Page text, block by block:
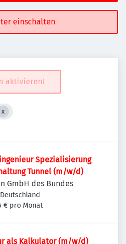
einschalten
aktivieren!
Spezialisierung
Tunnel (m/w/d)
GmbH des Bundes
€ pro Monat
als Kalkulator (m/w/d)